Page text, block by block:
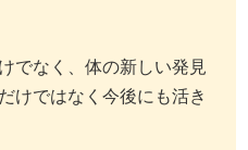
でなく、体の新しい発見
けではなく今後にも活き